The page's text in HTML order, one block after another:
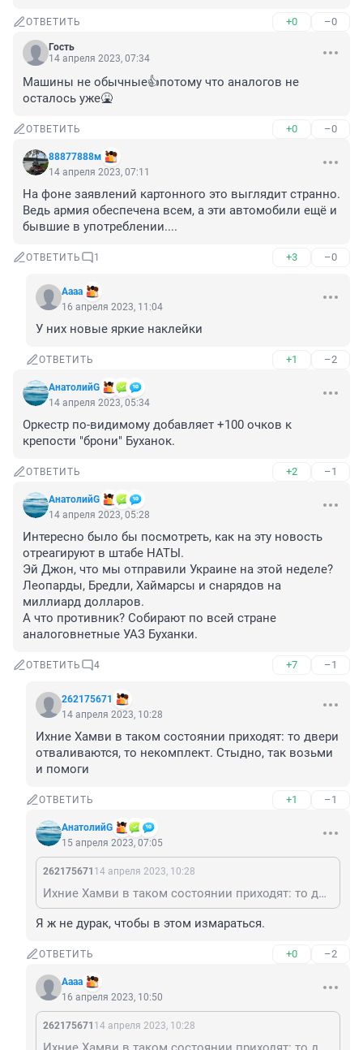
ОТВЕТИТЬ +0 –0
Гость
14 апреля 2023, 07:34
Машины не обычные👍потому что аналогов не
осталось уже🤮
ОТВЕТИТЬ +0 –0
88877888м
14 апреля 2023, 07:11
На фоне заявлений картонного это выглядит странно.
Ведь армия обеспечена всем, а эти автомобили ещё и
бывшие в употреблении....
ОТВЕТИТЬ 1 +3 –0
Аааа
16 апреля 2023, 11:04
У них новые яркие наклейки
ОТВЕТИТЬ +1 –2
АнатолийG
14 апреля 2023, 05:34
Оркестр по-видимому добавляет +100 очков к
крепости "брони" Буханок.
ОТВЕТИТЬ +2 –1
АнатолийG
14 апреля 2023, 05:28
Интересно было бы посмотреть, как на эту новость
отреагируют в штабе НАТЫ.
Эй Джон, что мы отправили Украине на этой неделе?
Леопарды, Бредли, Хаймарсы и снарядов на
миллиард долларов.
А что противник? Собирают по всей стране
аналоговнетные УАЗ Буханки.
ОТВЕТИТЬ 4 +7 –1
262175671
14 апреля 2023, 10:28
Ихние Хамви в таком состоянии приходят: то двери
отваливаются, то некомплект. Стыдно, так возьми
и помоги
ОТВЕТИТЬ +1 –1
АнатолийG
15 апреля 2023, 07:05
262175671 14 апреля 2023, 10:28
Ихние Хамви в таком состоянии приходят: то двери отваливаются, то некомплект. Стыдно, так возьми и помоги
Я ж не дурак, чтобы в этом измараться.
ОТВЕТИТЬ +0 –2
Аааа
16 апреля 2023, 10:50
262175671 14 апреля 2023, 10:28